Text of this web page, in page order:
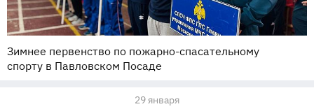
Зимнее первенство по пожарно-спасательному
спорту в Павловском Посаде
29 января